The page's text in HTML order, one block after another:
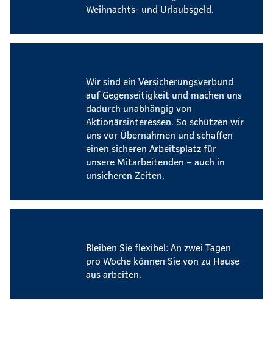
Weihnachts- und Urlaubsgeld.
Wir sind ein Versicherungsverbund
auf Gegenseitigkeit und machen uns
dadurch unabhängig von
Aktionärsinteressen. So schützen wir
uns vor Übernahmen und schaffen
einen sicheren Arbeitsplatz für
unsere Mitarbeitenden – auch in
unsicheren Zeiten.
Bleiben Sie flexibel: An zwei Tagen
pro Woche können Sie von zu Hause
aus arbeiten.